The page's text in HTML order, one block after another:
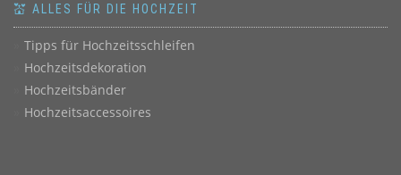
💒 ALLES FÜR DIE HOCHZEIT
Tipps für Hochzeitsschleifen
Hochzeitsdekoration
Hochzeitsbänder
Hochzeitsaccessoires